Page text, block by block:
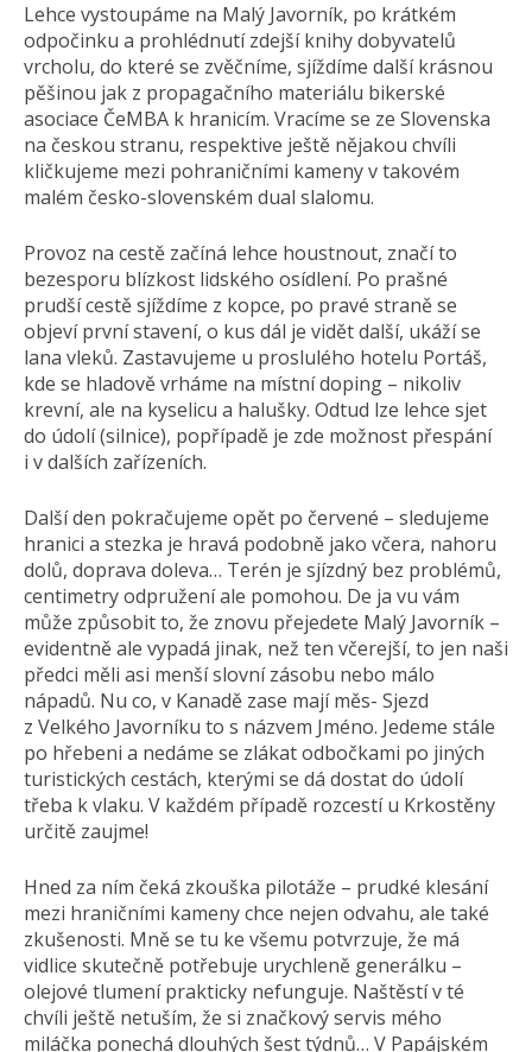
Lehce vystoupáme na Malý Javorník, po krátkém
odpočinku a prohlédnutí zdejší knihy dobyvatelů
vrcholu, do které se zvěčníme, sjíždíme další krásnou
pěšinou jak z propagačního materiálu bikerské
asociace ČeMBA k hranicím. Vracíme se ze Slovenska
na českou stranu, respektive ještě nějakou chvíli
kličkujeme mezi pohraničními kameny v takovém
malém česko-slovenském dual slalomu.
Provoz na cestě začíná lehce houstnout, značí to
bezesporu blízkost lidského osídlení. Po prašné
prudší cestě sjíždíme z kopce, po pravé straně se
objeví první stavení, o kus dál je vidět další, ukáží se
lana vleků. Zastavujeme u proslulého hotelu Portáš,
kde se hladově vrháme na místní doping – nikoliv
krevní, ale na kyselicu a halušky. Odtud lze lehce sjet
do údolí (silnice), popřípadě je zde možnost přespání
i v dalších zařízeních.
Další den pokračujeme opět po červené – sledujeme
hranici a stezka je hravá podobně jako včera, nahoru
dolů, doprava doleva… Terén je sjízdný bez problémů,
centimetry odpružení ale pomohou. De ja vu vám
může způsobit to, že znovu přejedete Malý Javorník –
evidentně ale vypadá jinak, než ten včerejší, to jen naši
předci měli asi menší slovní zásobu nebo málo
nápadů. Nu co, v Kanadě zase mají měs- Sjezd
z Velkého Javorníku to s názvem Jméno. Jedeme stále
po hřebeni a nedáme se zlákat odbočkami po jiných
turistických cestách, kterými se dá dostat do údolí
třeba k vlaku. V každém případě rozcestí u Krkostěny
určitě zaujme!
Hned za ním čeká zkouška pilotáže – prudké klesání
mezi hraničními kameny chce nejen odvahu, ale také
zkušenosti. Mně se tu ke všemu potvrzuje, že má
vidlice skutečně potřebuje urychleně generálku –
olejové tlumení prakticky nefunguje. Naštěstí v té
chvíli ještě netuším, že si značkový servis mého
miláčka ponechá dlouhých šest týdnů… V Papájském